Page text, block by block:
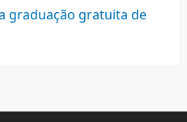
graduação gratuita de